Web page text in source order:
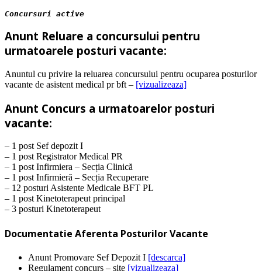
Concursuri active
Anunt Reluare a concursului pentru
urmatoarele posturi vacante:
Anuntul cu privire la reluarea concursului pentru ocuparea posturilor
vacante de asistent medical pr bft – [vizualizeaza]
Anunt Concurs a urmatoarelor posturi
vacante:
– 1 post Sef depozit I
– 1 post Registrator Medical PR
– 1 post Infirmiera – Secția Clinică
– 1 post Infirmieră – Secția Recuperare
– 12 posturi Asistente Medicale BFT PL
– 1 post Kinetoterapeut principal
– 3 posturi Kinetoterapeut
Documentatie Aferenta Posturilor Vacante
Anunt Promovare Sef Depozit I [descarca]
Regulament concurs – site [vizualizeaza]